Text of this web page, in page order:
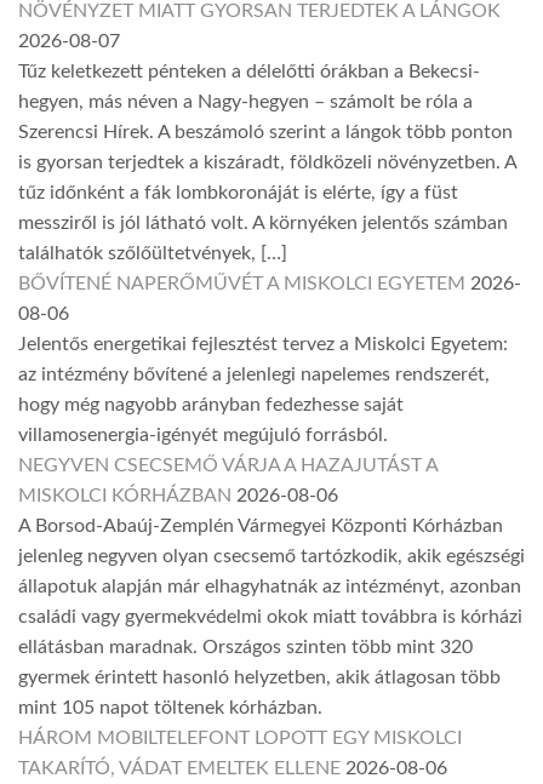
NÖVÉNYZET MIATT GYORSAN TERJEDTEK A LÁNGOK
2026-08-07
Tűz keletkezett pénteken a délelőtti órákban a Bekecsi-
hegyen, más néven a Nagy-hegyen – számolt be róla a
Szerencsi Hírek. A beszámoló szerint a lángok több ponton
is gyorsan terjedtek a kiszáradt, földközeli növényzetben. A
tűz időnként a fák lombkoronáját is elérte, így a füst
messziről is jól látható volt. A környéken jelentős számban
találhatók szőlőültetvények, […]
BŐVÍTENÉ NAPERŐMŰVÉT A MISKOLCI EGYETEM 2026-
08-06
Jelentős energetikai fejlesztést tervez a Miskolci Egyetem:
az intézmény bővítené a jelenlegi napelemes rendszerét,
hogy még nagyobb arányban fedezhesse saját
villamosenergia-igényét megújuló forrásból.
NEGYVEN CSECSEMŐ VÁRJA A HAZAJUTÁST A
MISKOLCI KÓRHÁZBAN 2026-08-06
A Borsod-Abaúj-Zemplén Vármegyei Központi Kórházban
jelenleg negyven olyan csecsemő tartózkodik, akik egészségi
állapotuk alapján már elhagyhatnák az intézményt, azonban
családi vagy gyermekvédelmi okok miatt továbbra is kórházi
ellátásban maradnak. Országos szinten több mint 320
gyermek érintett hasonló helyzetben, akik átlagosan több
mint 105 napot töltenek kórházban.
HÁROM MOBILTELEFONT LOPOTT EGY MISKOLCI
TAKARÍTÓ, VÁDAT EMELTEK ELLENE 2026-08-06